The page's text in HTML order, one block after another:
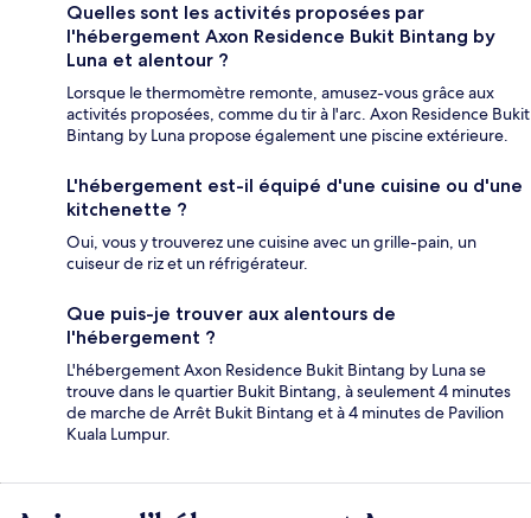
Quelles sont les activités proposées par
l'hébergement Axon Residence Bukit Bintang by
Luna et alentour ?
Lorsque le thermomètre remonte, amusez-vous grâce aux
activités proposées, comme du tir à l'arc. Axon Residence Bukit
Bintang by Luna propose également une piscine extérieure.
L'hébergement est-il équipé d'une cuisine ou d'une
kitchenette ?
Oui, vous y trouverez une cuisine avec un grille-pain, un
cuiseur de riz et un réfrigérateur.
Que puis-je trouver aux alentours de
l'hébergement ?
L'hébergement Axon Residence Bukit Bintang by Luna se
trouve dans le quartier Bukit Bintang, à seulement 4 minutes
de marche de Arrêt Bukit Bintang et à 4 minutes de Pavilion
Kuala Lumpur.